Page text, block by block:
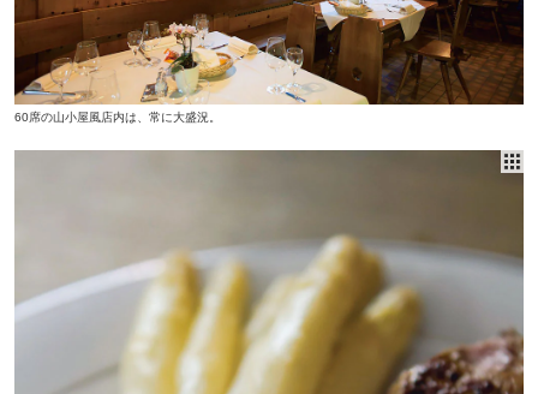
60席の山小屋風店内は、常に大盛況。